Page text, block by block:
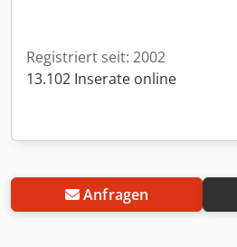
Registriert seit: 2002
13.102 Inserate online
Anfragen